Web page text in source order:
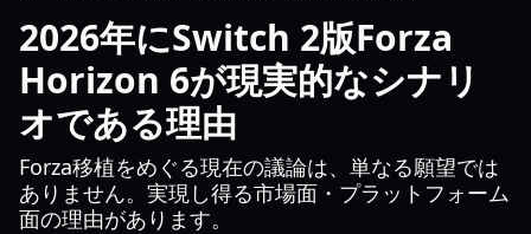
2026年にSwitch 2版Forza
Horizon 6が現実的なシナリ
オである理由
Forza移植をめぐる現在の議論は、単なる願望では
ありません。実現し得る市場面・プラットフォーム
面の理由があります。